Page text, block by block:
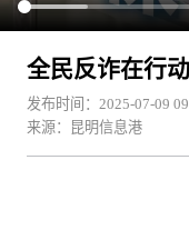
全民反诈在行
发布时间：2025-07-09
来源：昆明信息港